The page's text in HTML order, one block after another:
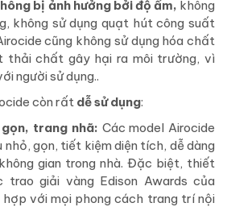
bị ảnh hưởng bởi độ ẩm, không
không sử dụng quạt hút công suất
cũng không sử dụng hóa chất
thải chất gây hại ra môi trường, vì
người sử dụng..
còn rất dễ sử dụng:
trang nhã: Các model Airocide
nhỏ, gọn, tiết kiệm diện tích, dễ dàng
gian trong nhà. Đặc biệt, thiết
giải vàng Edison Awards của
hợp với mọi phong cách trang trí nội